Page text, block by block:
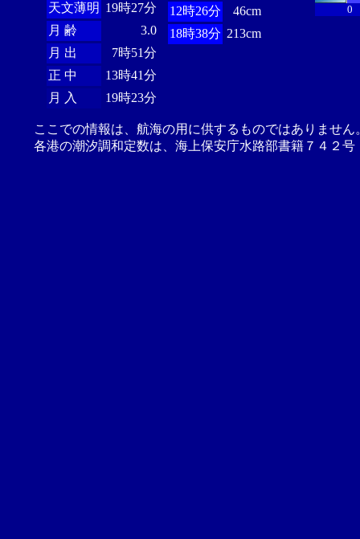
天文薄明 19時27分
月 齢
3.0
月 出
7時51分
正 中
13時41分
月 入
19時23分
12時26分
46cm
18時38分 213cm
0
ここでの情報は、航海の用に供するものではありませ
各港の潮汐調和定数は、海上保安庁水路部書籍７４２